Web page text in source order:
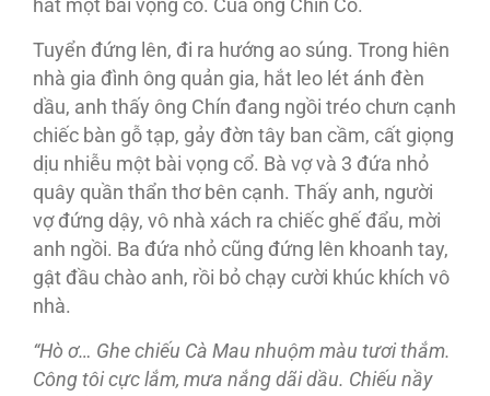
hát một bài vọng cổ. Của ông Chín Cò.
Tuyển đứng lên, đi ra hướng ao súng. Trong hiên
nhà gia đình ông quản gia, hắt leo lét ánh đèn
dầu, anh thấy ông Chín đang ngồi tréo chưn cạnh
chiếc bàn gỗ tạp, gảy đờn tây ban cầm, cất giọng
dịu nhiễu một bài vọng cổ. Bà vợ và 3 đứa nhỏ
quây quần thẩn thơ bên cạnh. Thấy anh, người
vợ đứng dậy, vô nhà xách ra chiếc ghế đẩu, mời
anh ngồi. Ba đứa nhỏ cũng đứng lên khoanh tay,
gật đầu chào anh, rồi bỏ chạy cười khúc khích vô
nhà.
“Hò ơ… Ghe chiếu Cà Mau nhuộm màu tươi thắm.
Công tôi cực lắm, mưa nắng dãi dầu. Chiếu nầy